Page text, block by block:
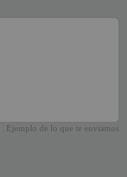
Ejemplo de lo que te enviamos